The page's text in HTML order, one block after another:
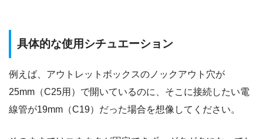
具体的な使用シチュエーション
例えば、アウトレットボックスのノックアウト穴が
25mm（C25用）で開いているのに、そこに接続したい電
線管が19mm（C19）だった場合を想像してください。